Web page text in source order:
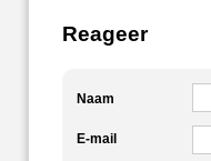
Reageer
Naam
E-mail